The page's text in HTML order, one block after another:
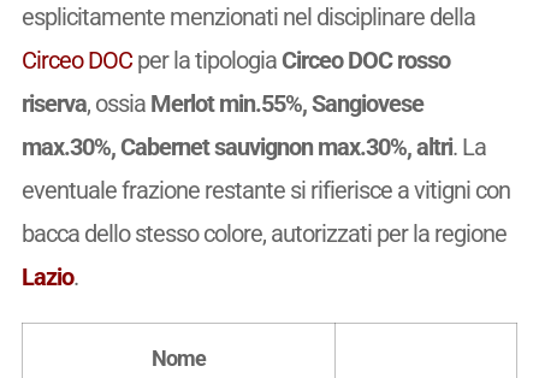
esplicitamente menzionati nel disciplinare della
Circeo DOCper la tipologia Circeo DOC rosso
riserva, ossia Merlot min.55%, Sangiovese
max.30%, Cabernet sauvignon max.30%, altri. La
eventuale frazione restante si rifierisce a vitigni con
bacca dello stesso colore, autorizzati per la regione
Lazio.
Nome